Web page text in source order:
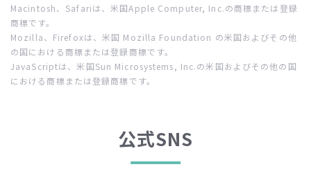
トラフィックを調査するため
アクアクララ株式会社のサービスを改善するため
セキュリティー保持のため、ご利用から一定の時間が経過
したお客様にたいしてパスワードの再入力（再認証）を促
すためなお、アクアクララ株式会社は、アクアクララ株式
ー）を保存し、参照する場合があります。
Macintosh、Safariは、米国Apple Computer, Inc.の商標または登録
商標です。
Mozilla、Firefoxは、米国 Mozilla Foundation の米国およびその他
の国における商標または登録商標です。
JavaScriptは、米国Sun Microsystems, Inc.の米国およびその他の国
における商標または登録商標です。
公式SNS